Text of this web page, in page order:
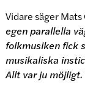
Vidare säger Mats
egen parallella
folkmusiken fick
musikaliska
Allt var ju